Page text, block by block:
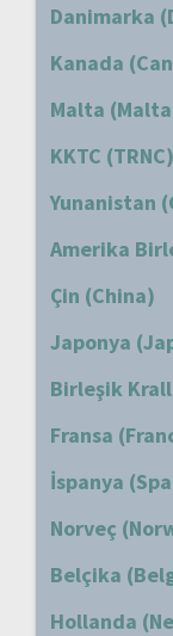
Danimarka
Kanada
Malta
KKTC (TRNC)
Yunanistan
Amerika
Çin (China)
Japonya
Birleşik
Fransa
İspanya
Norveç
Belçika
Hollanda